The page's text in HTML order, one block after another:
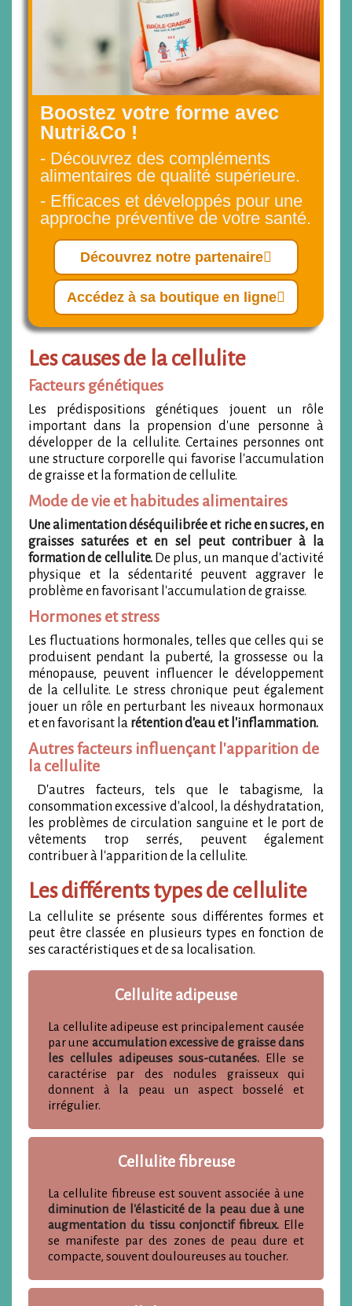
Boostez votre forme avec
Nutri&Co !
- Découvrez des compléments
alimentaires de qualité supérieure.
- Efficaces et développés pour une
approche préventive de votre santé.
Découvrez notre partenaire
Accédez à sa boutique en ligne
Les causes de la cellulite
Facteurs génétiques
Les prédispositions génétiques jouent un rôle
important dans la propension d'une personne à
développer de la cellulite. Certaines personnes ont
une structure corporelle qui favorise l'accumulation
de graisse et la formation de cellulite.
Mode de vie et habitudes alimentaires
Une alimentation déséquilibrée et riche en sucres, en
graisses saturées et en sel peut contribuer à la
formation de cellulite.De plus, un manque d'activité
physique et la sédentarité peuvent aggraver le
problème en favorisant l'accumulation de graisse.
Hormones et stress
Les fluctuations hormonales, telles que celles qui se
produisent pendant la puberté, la grossesse ou la
ménopause, peuvent influencer le développement
de la cellulite. Le stress chronique peut également
jouer un rôle en perturbant les niveaux hormonaux
et en favorisant la rétention d'eau et l'inflammation.
Autres facteurs influençant l'apparition de
la cellulite
D'autres facteurs, tels que le tabagisme, la
consommation excessive d'alcool, la déshydratation,
les problèmes de circulation sanguine et le port de
vêtements trop serrés, peuvent également
contribuer à l'apparition de la cellulite.
Les différents types de cellulite
La cellulite se présente sous différentes formes et
peut être classée en plusieurs types en fonction de
ses caractéristiques et de sa localisation.
Cellulite adipeuse
La cellulite adipeuse est principalement causée
par une accumulation excessive de graisse dans
les cellules adipeuses sous-cutanées. Elle se
caractérise par des nodules graisseux qui
donnent à la peau un aspect bosselé et
irrégulier.
Cellulite fibreuse
La cellulite fibreuse est souvent associée à une
diminution de l'élasticité de la peau due à une
augmentation du tissu conjonctif fibreux. Elle
se manifeste par des zones de peau dure et
compacte, souvent douloureuses au toucher.